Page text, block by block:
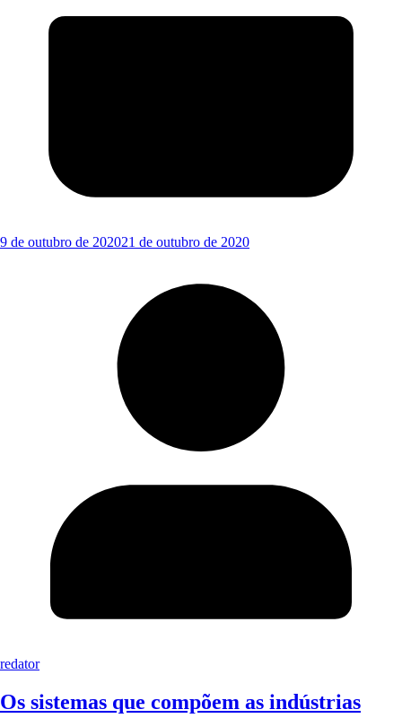
9 de outubro de 202021 de outubro de 2020
redator
Os sistemas que compõem as indústrias